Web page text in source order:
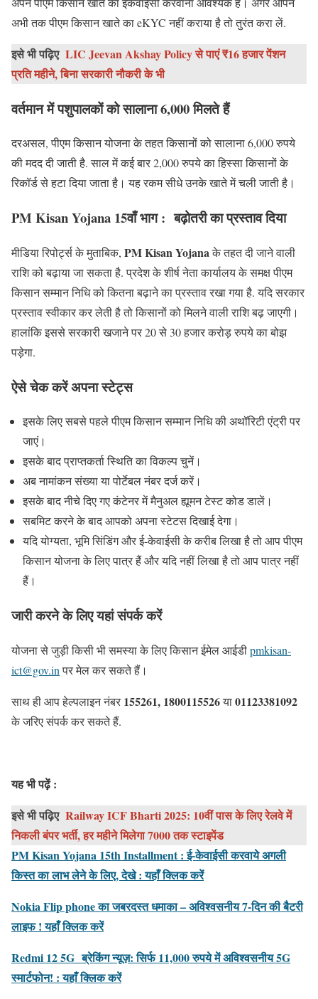
अभी तक पीएम किसान खाते का eKYC नहीं कराया है तो तुरंत करा लें.
इसे भी पढ़िए LIC Jeevan Akshay Policy से पाएं ₹16 हजार पेंशन
प्रति महीने, बिना सरकारी नौकरी के भी
वर्तमान में पशुपालकों को सालाना 6,000 मिलते हैं
दरअसल, पीएम किसान योजना के तहत किसानों को सालाना 6,000 रुपये
की मदद दी जाती है. साल में कई बार 2,000 रुपये का हिस्सा किसानों के
रिकॉर्ड से हटा दिया जाता है। यह रकम सीधे उनके खाते में चली जाती है।
PM Kisan Yojana 15वाँ भाग : बढ़ोतरी का प्रस्ताव दिया
मीडिया रिपोर्ट्स के मुताबिक, PM Kisan Yojanaके तहत दी जाने वाली
राशि को बढ़ाया जा सकता है. प्रदेश के शीर्ष नेता कार्यालय के समक्ष पीएम
किसान सम्मान निधि को कितना बढ़ाने का प्रस्ताव रखा गया है. यदि सरकार
प्रस्ताव स्वीकार कर लेती है तो किसानों को मिलने वाली राशि बढ़ जाएगी।
हालांकि इससे सरकारी खजाने पर 20 से 30 हजार करोड़ रुपये का बोझ
पड़ेगा.
ऐसे चेक करें अपना स्टेट्स
इसके लिए सबसे पहले पीएम किसान सम्मान निधि की अथॉरिटी एंट्री पर
जाएं।
इसके बाद प्राप्तकर्ता स्थिति का विकल्प चुनें।
अब नामांकन संख्या या पोर्टेबल नंबर दर्ज करें।
इसके बाद नीचे दिए गए कंटेनर में मैनुअल ह्यूमन टेस्ट कोड डालें।
सबमिट करने के बाद आपको अपना स्टेटस दिखाई देगा।
यदि योग्यता, भूमि सिंडिंग और ई-केवाईसी के करीब लिखा है तो आप पीएम
किसान योजना के लिए पात्र हैं और यदि नहीं लिखा है तो आप पात्र नहीं
हैं।
जारी करने के लिए यहां संपर्क करें
योजना से जुड़ी किसी भी समस्या के लिए किसान ईमेल आईडीpmkisan-
ict@gov.inपर मेल कर सकते हैं।
साथ ही आप हेल्पलाइन नंबर 155261, 1800115526या01123381092
के जरिए संपर्क कर सकते हैं.
यह भी पढ़ें :
इसे भी पढ़िए Railway ICF Bharti 2025: 10वीं पास के लिए रेलवे में
निकली बंपर भर्ती, हर महीने मिलेगा 7000 तक स्टाइपेंड
PM Kisan Yojana 15th Installment : ई-केवाईसी करवाये अगली
किस्त का लाभ लेने के लिए, देखे : यहाँ क्लिक करें
Nokia Flip phone का जबरदस्त धमाका – अविश्वसनीय 7-दिन की बैटरी
लाइफ ! यहाँ क्लिक करें
Redmi 12 5G ब्रेकिंग न्यूज़: सिर्फ 11,000 रुपये में अविश्वसनीय 5G
स्मार्टफोन! : यहाँ क्लिक करें